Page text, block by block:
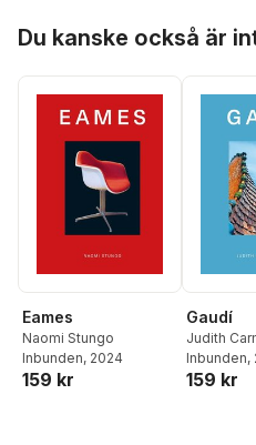
Du kanske också är
Eames
Naomi Stungo
Inbunden, 2024
159 kr
Gaudí
Judith
Inbunden,
159 kr